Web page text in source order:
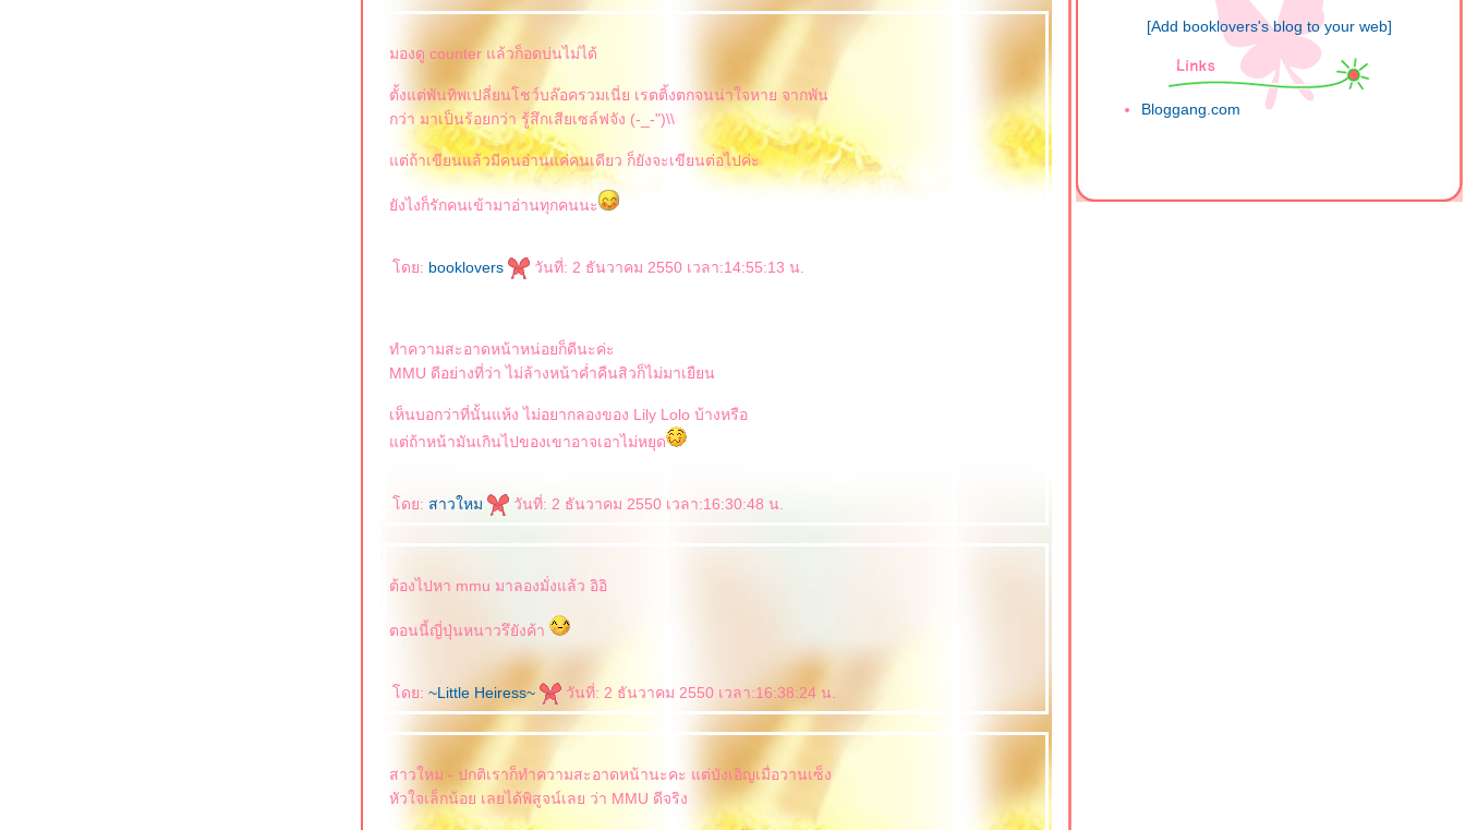
มองดู counter แล้วก็อดบ่นไม่ได้
ตั้งแต่พันทิพเปลี่ยนโชว์บล๊อครวมเนี่ย เรตติ้งตกจนน่าใจหาย จากพัน
กว่า มาเป็นร้อยกว่า รู้สึกเสียเซล์ฟจัง (-_-")\\
ต่ถ้าเขียนแล้วมีคนอ่านแค่คนเดียว ก็ยังจะเขียนต่อไปค่ะ
ังไงก็รักคนเข้ามาอ่านทุกคนนะ
ดย: booklovers วันที่: 2 ธันวาคม 2550 เวลา:14:55:13 น.
ทำความสะอาดหน้าหน่อยก็ดีนะค่ะ
MMU ดีอย่างที่ว่า ไม่ล้างหน้าค่ำคืนสิวก็ไม่มาเยืยน
เห็นบอกว่าที่นั้นแห้ง ไม่อยากลองของ Lily Lolo บ้างหรือ
ต่ถ้าหน้ามันเกินไปของเขาอาจเอาไม่หยุด
ดย: สาวใหม วันที่: 2 ธันวาคม 2550 เวลา:16:30:48 น.
ต้องไปหา mmu มาลองมั่งแล้ว อิอิ
ตอนนี้ญี่ปุ่นหนาวรึยังค้า
ดย: ~Little Heiress~ วันที่: 2 ธันวาคม 2550 เวลา:16:38:24 น.
สาวใหม - ปกติเราก็ทำความสะอาดหน้านะคะ แต่บังเอิญเมื่อวานเซ็ง
หัวใจเล็กน้อย เลยได้พิสูจน์เลย ว่า MMU ดีจริง
[Add booklovers's blog to your web]
Bloggang.com